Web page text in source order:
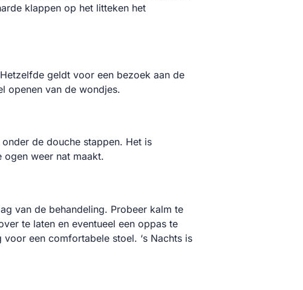
klappen op het litteken het
geldt voor een bezoek aan de
openen van de wondjes.
de douche stappen. Het is
weer nat maakt.
van de behandeling. Probeer kalm te
te laten en eventueel een oppas te
een comfortabele stoel. ‘s Nachts is